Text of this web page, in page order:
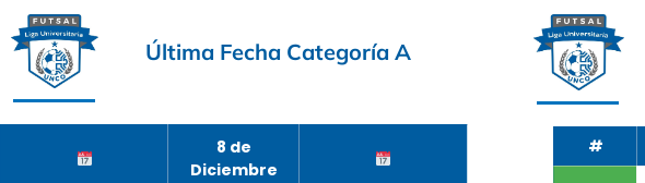
Última Fecha Categoría A
8 de
Diciembre
#